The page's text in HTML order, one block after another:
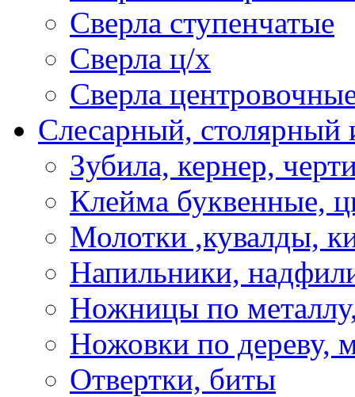
Сверла ступенчатые
Сверла ц/х
Сверла
Слесарный, столярный
Зубила, кернер,
Клейма буквенные,
Молотки ,кувалды,
Напильники,
Ножницы по
Ножовки по дереву,
Отвертки, биты